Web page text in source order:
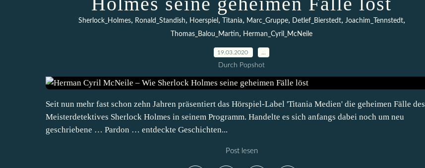
Sherlock_Holmes, Ronald_Standish, Hoerspiel, Titania, Marc_Gruppe, Detlef_Bierstedt, Joachim_Tennstedt,
Thomas_Balou_Martin, Herman_Cyril_McNeile
19.03.2020
Durch Popshot
Seit nun mehr fast schon zehn Jahren präsentiert das Hörspiel-Label 'Titania Medien' die geheimen Fälle des
Meisterdetektives Sherlock Holmes in seinem Programm. Handelte es sich anfangs dabei noch um neu
geschriebene … Pardon … entdeckte Geschichten...
Post lesen